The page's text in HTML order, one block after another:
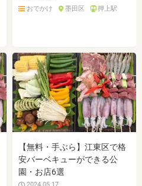
おでかけ
墨田区 押上駅
【無料・手ぶら】江東区で格
安バーベキューができる公
園・お店6選